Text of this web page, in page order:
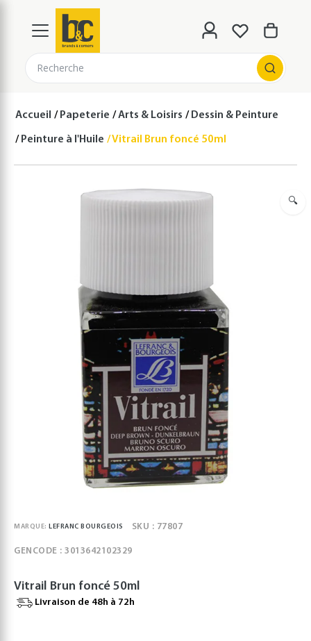
Recherche
Accueil Papeterie Arts & Loisirs Dessin & Peinture
Peinture à l'Huile Vitrail Brun foncé 50ml
🔍
MARQUE: LEFRANC BOURGEOIS SKU : 77807
GENCODE : 3013642102329
Vitrail Brun foncé 50ml
Livraison de 48h à 72h